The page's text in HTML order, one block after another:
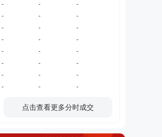
-
-
-
-
-
-
-
-
-
-
-
-
-
-
-
-
-
-
-
-
-
-
- -
点击查看更多分时成交